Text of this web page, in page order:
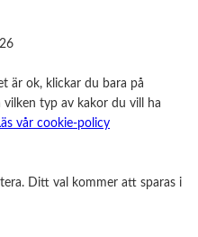
är ok, klickar du bara på
vilken typ av kakor du vill ha
vår cookie-policy
Ditt val kommer att sparas i